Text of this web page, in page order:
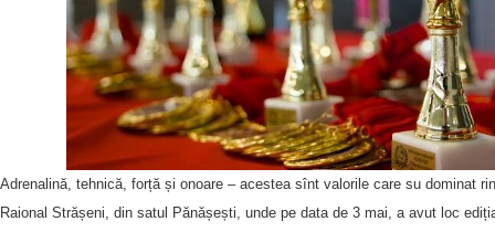
Adrenalină, tehnică, forță și onoare – acestea sînt valorile care su dominat
Raional Strășeni, din satul Pănășești, unde pe data de 3 mai, a avut loc